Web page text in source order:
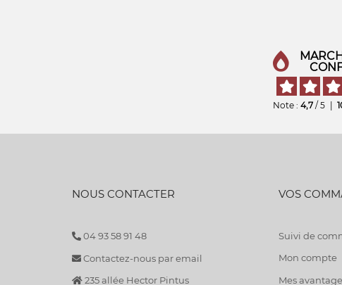
Note : 4,7 / 5
NOUS CONTACTER
04 93 58 91 48
Contactez-nous par email
235 allée Hector Pintus
VOS
Suivi de
Mon compte
Mes